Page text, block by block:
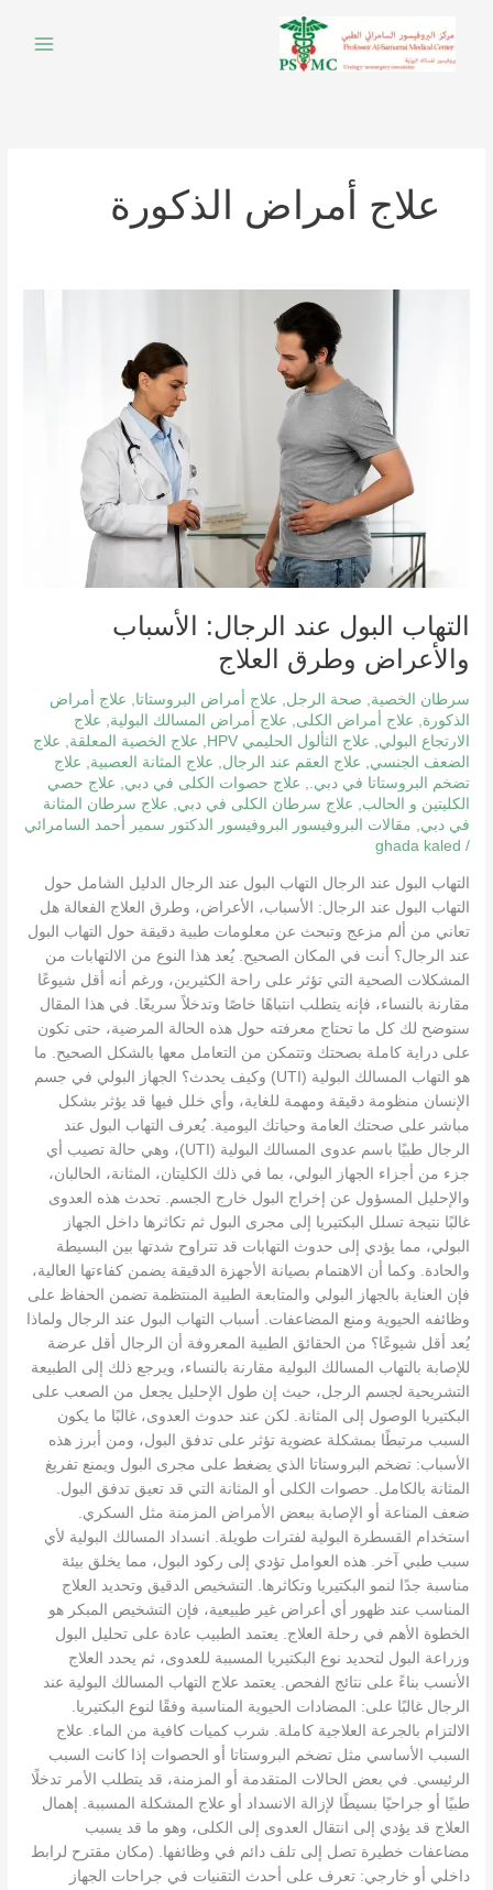
المحتوى
علاج أمراض الذكورة
التهاب البول عند الرجال: الأسباب
والأعراض وطرق العلاج
سرطان الخصية, صحة الرجل, علاج أمراض البروستاتا, علاج أمراض
الذكورة, علاج أمراض الكلى, علاج أمراض المسالك البولية, علاج
الارتجاع البولي, علاج الثألول الحليمي HPV , علاج الخصية المعلقة, علاج
الضعف الجنسي, علاج العقم عند الرجال, علاج المثانة العصبية, علاج
تضخم البروستاتا في دبي., علاج حصوات الكلى في دبي, علاج حصي
الكليتين و الحالب, علاج سرطان الكلى في دبي, علاج سرطان المثانة
في دبي, مقالات البروفيسور البروفيسور الدكتور سمير أحمد السامرائي
/
ghada kaled
التهاب البول عند الرجال التهاب البول عند الرجال الدليل الشامل حول
التهاب البول عند الرجال: الأسباب، الأعراض، وطرق العلاج الفعالة هل
تعاني من ألم مزعج وتبحث عن معلومات طبية دقيقة حول التهاب البول
عند الرجال؟ أنت في المكان الصحيح. يُعد هذا النوع من الالتهابات من
المشكلات الصحية التي تؤثر على راحة الكثيرين، ورغم أنه أقل شيوعًا
مقارنة بالنساء، فإنه يتطلب انتباهًا خاصًا وتدخلاً سريعًا. في هذا المقال
سنوضح لك كل ما تحتاج معرفته حول هذه الحالة المرضية، حتى تكون
على دراية كاملة بصحتك وتتمكن من التعامل معها بالشكل الصحيح. ما
هو التهاب المسالك البولية (UTI) وكيف يحدث؟ الجهاز البولي في جسم
الإنسان منظومة دقيقة ومهمة للغاية، وأي خلل فيها قد يؤثر بشكل
مباشر على صحتك العامة وحياتك اليومية. يُعرف التهاب البول عند
الرجال طبيًا باسم عدوى المسالك البولية (UTI)، وهي حالة تصيب أي
جزء من أجزاء الجهاز البولي، بما في ذلك الكليتان، المثانة، الحالبان،
والإحليل المسؤول عن إخراج البول خارج الجسم. تحدث هذه العدوى
غالبًا نتيجة تسلل البكتيريا إلى مجرى البول ثم تكاثرها داخل الجهاز
البولي، مما يؤدي إلى حدوث التهابات قد تتراوح شدتها بين البسيطة
والحادة. وكما أن الاهتمام بصيانة الأجهزة الدقيقة يضمن كفاءتها العالية،
فإن العناية بالجهاز البولي والمتابعة الطبية المنتظمة تضمن الحفاظ على
وظائفه الحيوية ومنع المضاعفات. أسباب التهاب البول عند الرجال ولماذا
يُعد أقل شيوعًا؟ من الحقائق الطبية المعروفة أن الرجال أقل عرضة
للإصابة بالتهاب المسالك البولية مقارنة بالنساء، ويرجع ذلك إلى الطبيعة
التشريحية لجسم الرجل، حيث إن طول الإحليل يجعل من الصعب على
البكتيريا الوصول إلى المثانة. لكن عند حدوث العدوى، غالبًا ما يكون
السبب مرتبطًا بمشكلة عضوية تؤثر على تدفق البول، ومن أبرز هذه
الأسباب: تضخم البروستاتا الذي يضغط على مجرى البول ويمنع تفريغ
المثانة بالكامل. حصوات الكلى أو المثانة التي قد تعيق تدفق البول.
ضعف المناعة أو الإصابة ببعض الأمراض المزمنة مثل السكري.
استخدام القسطرة البولية لفترات طويلة. انسداد المسالك البولية لأي
سبب طبي آخر. هذه العوامل تؤدي إلى ركود البول، مما يخلق بيئة
مناسبة جدًا لنمو البكتيريا وتكاثرها. التشخيص الدقيق وتحديد العلاج
المناسب عند ظهور أي أعراض غير طبيعية، فإن التشخيص المبكر هو
الخطوة الأهم في رحلة العلاج. يعتمد الطبيب عادة على تحليل البول
وزراعة البول لتحديد نوع البكتيريا المسببة للعدوى، ثم يحدد العلاج
الأنسب بناءً على نتائج الفحص. يعتمد علاج التهاب المسالك البولية عند
الرجال غالبًا على: المضادات الحيوية المناسبة وفقًا لنوع البكتيريا.
الالتزام بالجرعة العلاجية كاملة. شرب كميات كافية من الماء. علاج
السبب الأساسي مثل تضخم البروستاتا أو الحصوات إذا كانت السبب
الرئيسي. في بعض الحالات المتقدمة أو المزمنة، قد يتطلب الأمر تدخلًا
طبيًا أو جراحيًا بسيطًا لإزالة الانسداد أو علاج المشكلة المسببة. إهمال
العلاج قد يؤدي إلى انتقال العدوى إلى الكلى، وهو ما قد يسبب
مضاعفات خطيرة تصل إلى تلف دائم في وظائفها. (مكان مقترح لرابط
داخلي أو خارجي: تعرف على أحدث التقنيات في جراحات الجهاز